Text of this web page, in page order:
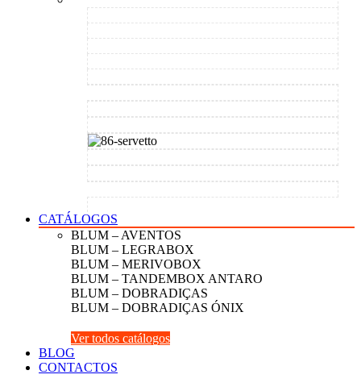
CATÁLOGOS
BLUM – AVENTOS
BLUM – LEGRABOX
BLUM – MERIVOBOX
BLUM – TANDEMBOX ANTARO
BLUM – DOBRADIÇAS
BLUM – DOBRADIÇAS ÓNIX
Ver todos catálogos
BLOG
CONTACTOS